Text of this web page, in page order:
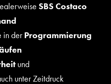
SBS Costaco
in derProgrammierung
und
unter Zeitdruck